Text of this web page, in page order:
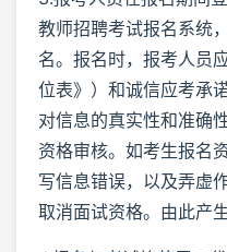
教师招聘考试报名系统
名。报名时，报考人员
位表》）和诚信应考承
对信息的真实性和准确
资格审核。如考生报名
写信息错误，以及弄虚
取消面试资格。由此产